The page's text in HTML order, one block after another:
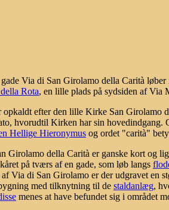
Via di San Girolamo della Carità
Rota, en lille plads på sydsiden af Via
opkaldt efter den lille Kirke San Girolamo
hvorudtil Kirken har sin hovedindgang.
Hellige Hieronymus og ordet "carità"
Girolamo della Carità er ganske kort og
på tværs af en gade, som løb langs
Via di San Girolamo er der udgravet en
med tilknytning til de staldanlæg,
menes at have befundet sig i området